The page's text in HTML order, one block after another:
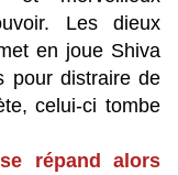
Les dieux
en joue Shiva
pour distraire de
celui-ci tombe
répand alors